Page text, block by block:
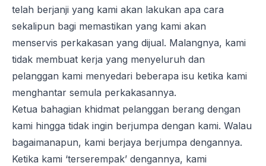
telah berjanji yang kami akan lakukan apa cara
sekalipun bagi memastikan yang kami akan
menservis perkakasan yang dijual. Malangnya, kami
tidak membuat kerja yang menyeluruh dan
pelanggan kami menyedari beberapa isu ketika kami
menghantar semula perkakasannya.
Ketua bahagian khidmat pelanggan berang dengan
kami hingga tidak ingin berjumpa dengan kami. Walau
bagaimanapun, kami berjaya berjumpa dengannya.
Ketika kami ‘terserempak’ dengannya, kami